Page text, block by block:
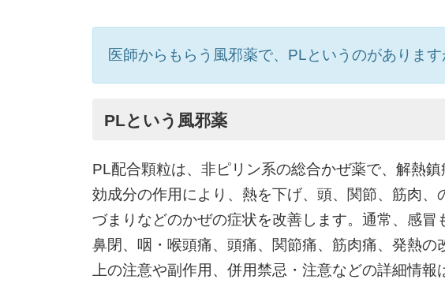
医師からもらう風邪薬で、PLというのがありま
PLという風邪薬
PL配合顆粒は、非ピリン系の総合かぜ薬で、解熱
効成分の作用により、熱を下げ、頭、関節、筋肉
づまりなどのかぜの症状を改善します。通常、感冒
鼻閉、咽・喉頭痛、頭痛、関節痛、筋肉痛、発熱の
上の注意や副作用、併用禁忌・注意などの詳細情報